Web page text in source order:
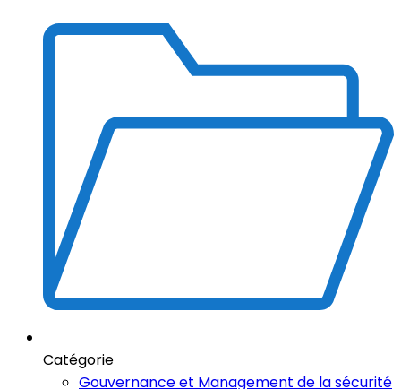
Catégorie
Gouvernance et Management de la sécurité